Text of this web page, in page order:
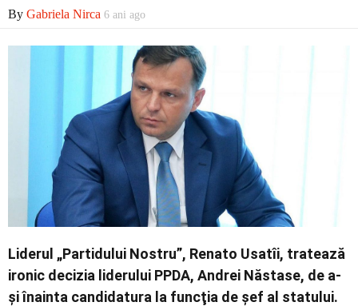
By Gabriela Nirca 6 ani ago
Liderul „Partidului Nostru”, Renato Usatîi, tratează
ironic decizia liderului PPDA, Andrei Năstase, de a-
şi înainta candidatura la funcţia de şef al statului.